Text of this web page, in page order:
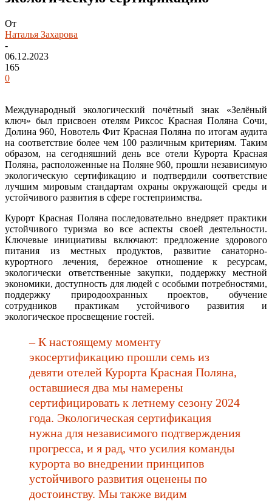
От
Наталья Захарова
-
06.12.2023
165
0
Международный экологический почётный знак «Зелёный
ключ» был присвоен отелям Риксос Красная Поляна Сочи,
Долина 960, Новотель Фит Красная Поляна по итогам аудита
на соответствие более чем 100 различным критериям. Таким
образом, на сегодняшний день все отели Курорта Красная
Поляна, расположенные на Поляне 960, прошли независимую
экологическую сертификацию и подтвердили соответствие
лучшим мировым стандартам охраны окружающей среды и
устойчивого развития в сфере гостеприимства.
Курорт Красная Поляна последовательно внедряет практики
устойчивого туризма во все аспекты своей деятельности.
Ключевые инициативы включают: предложение здорового
питания из местных продуктов, развитие санаторно-
курортного лечения, бережное отношение к ресурсам,
экологически ответственные закупки, поддержку местной
экономики, доступность для людей с особыми потребностями,
поддержку природоохранных проектов, обучение
сотрудников практикам устойчивого развития и
экологическое просвещение гостей.
– К настоящему моменту
экосертификацию прошли семь из
девяти отелей Курорта Красная Поляна,
оставшиеся два мы намерены
сертифицировать к летнему сезону 2024
года. Экологическая сертификация
нужна для независимого подтверждения
прогресса, и я рад, что усилия команды
курорта во внедрении принципов
устойчивого развития оценены по
достоинству. Мы также видим